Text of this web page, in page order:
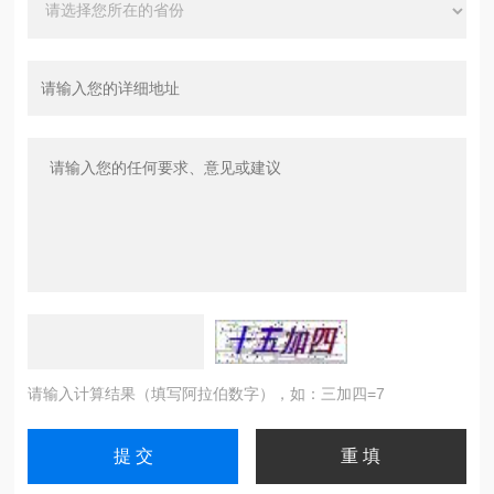
请输入计算结果（填写阿拉伯数字），如：三加四=7